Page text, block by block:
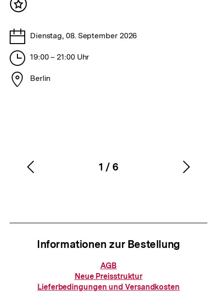
Inhalt
Tage
Dienstag, 08. September 2026
Stunden
19:00 – 21:00 Uhr
Stadt
Berlin
Karussellinhalt
1
von
/ 6
Vorherigen
Informationen zur Bestellung
Informationen
zur
Bestellung
AGB
Neue Preisstruktur
Lieferbedingungen und Versandkosten